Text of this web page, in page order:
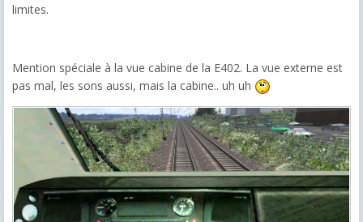
limites.
Mention spéciale à la vue cabine de la E402. La vue externe est
pas mal, les sons aussi, mais la cabine.. uh uh